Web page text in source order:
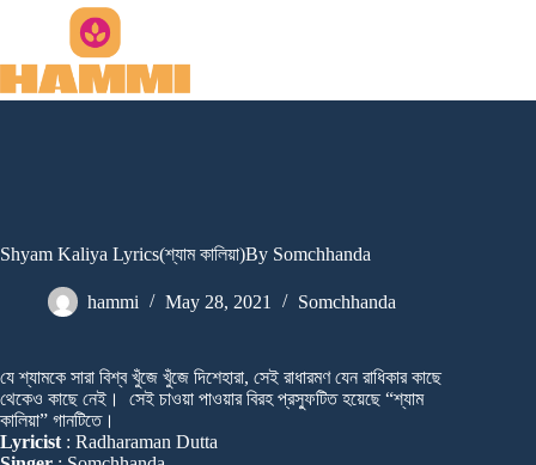
Shyam Kaliya Lyrics(শ্যাম কালিয়া)By Somchhanda
hammi May 28, 2021 Somchhanda
যে শ্যামকে সারা বিশ্ব খুঁজে খুঁজে দিশেহারা, সেই রাধারমণ যেন রাধিকার কাছে
থেকেও কাছে নেই। সেই চাওয়া পাওয়ার বিরহ প্রস্ফুটিত হয়েছে “শ্যাম
কালিয়া” গানটিতে।
Lyricist : Radharaman Dutta